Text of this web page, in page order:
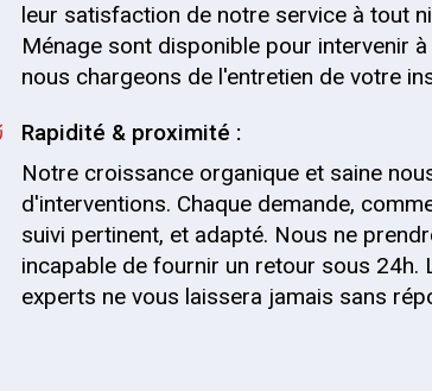
leur satisfaction de notre service à tout
Ménage sont disponible pour intervenir
nous chargeons de l'entretien de votre
Rapidité & proximité :
Notre croissance organique et saine
d'interventions. Chaque demande,
suivi pertinent, et adapté. Nous ne
incapable de fournir un retour sous 24h.
experts ne vous laissera jamais sans